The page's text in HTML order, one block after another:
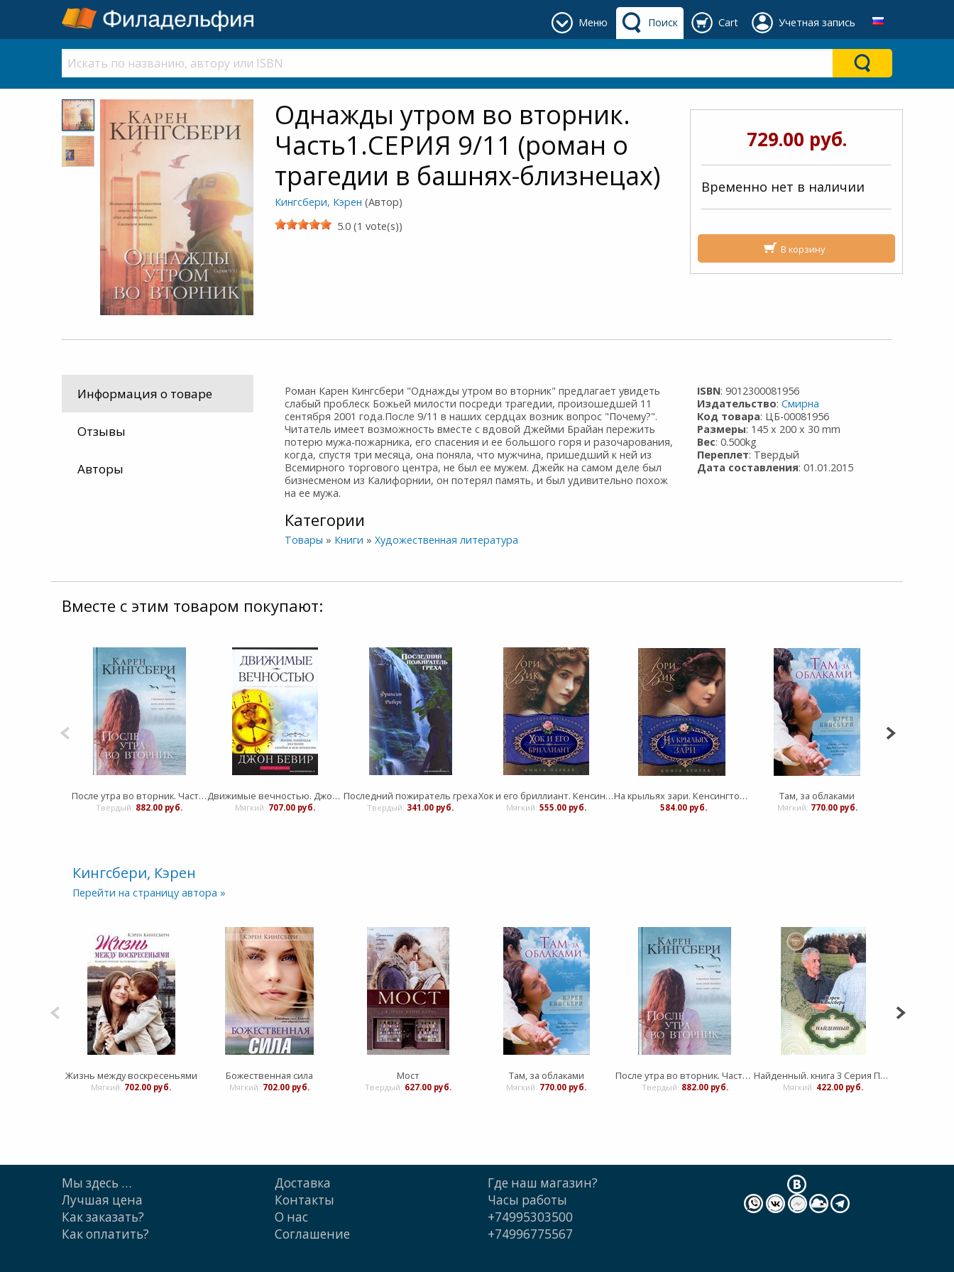
Меню Поиск Cart Учетная запись
Однажды утром во вторник.
Часть1.СЕРИЯ 9/11 (роман о
трагедии в башнях-близнецах)
Кингсбери, Кэрен (Автор)
5.0 (1 vote(s))
729.00 руб.
Временно нет в наличии
В корзину
Информация о товаре
Отзывы
Авторы
Роман Карен Кингсбери "Однажды утром во вторник" предлагает увидеть
слабый проблеск Божьей милости посреди трагедии, произошедшей 11
сентября 2001 года.После 9/11 в наших сердцах возник вопрос "Почему?".
Читатель имеет возможность вместе с вдовой Джейми Брайан пережить
потерю мужа-пожарника, его спасения и ее большого горя и разочарования,
когда, спустя три месяца, она поняла, что мужчина, пришедший к ней из
Всемирного торгового центра, не был ее мужем. Джейк на самом деле был
бизнесменом из Калифорнии, он потерял память, и был удивительно похож
на ее мужа.
Категории
Товары » Книги »Художественная литература
ISBN: 9012300081956
Издательство:Смирна
Код товара: ЦБ-00081956
Размеры: 145 x 200 x 30 mm
Вес: 0.500kg
Переплет: Твердый
Дата составления: 01.01.2015
Вместе с этим товаром покупают:
После утра во вторник. Часть 2. СЕРИЯ 9/11 (Карен Кингсбери)
Твердый: 882.00 руб.
Движимые вечностью. Джон Бивер
Мягкий: 707.00 руб.
Последний пожиратель греха
Твердый: 341.00 руб.
Хок и его бриллиант. Кенсингтонские хроники. Часть 1
Мягкий: 555.00 руб.
На крыльях зари. Кенсингтонские хроники. Часть 2
:584.00 руб.
Там, за облаками
Мягкий: 770.00 руб.
Кингсбери, Кэрен
Перейти на страницу автора »
Жизнь между воскресеньями
Мягкий: 702.00 руб.
Божественная сила
Мягкий: 702.00 руб.
Мост
Твердый: 627.00 руб.
Там, за облаками
Мягкий: 770.00 руб.
После утра во вторник. Часть 2. СЕРИЯ 9/11 (Карен Кингсбери)
Твердый: 882.00 руб.
Найденный. книга 3 Серия Первенец
Мягкий: 422.00 руб.
Мы здесь …
Лучшая цена
Как заказать?
Как оплатить?
Доставка
Контакты
О нас
Cоглашение
Где наш магазин?
Часы работы
+74995303500
+74996775567